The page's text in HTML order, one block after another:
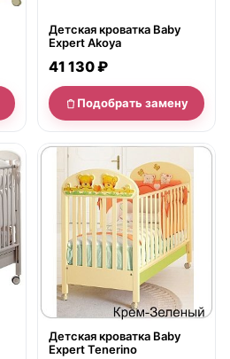
Детская кроватка Baby
Expert Akoya
41 130 ₽
Подобрать замену
нет в продаже
Детская кроватка Baby
Expert Tenerino